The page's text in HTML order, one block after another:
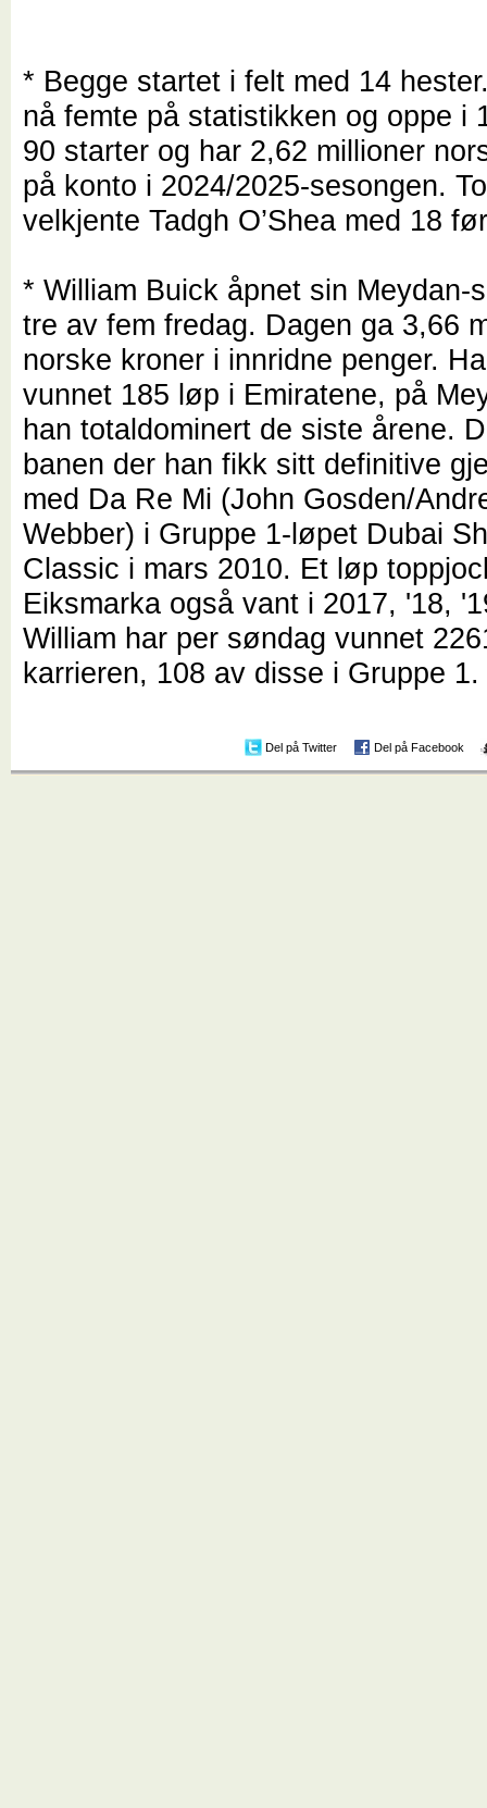
* Begge startet i felt med 14
nå femte på statistikken og oppe i
90 starter og har 2,62 millioner
på konto i 2024/2025-sesongen.
velkjente Tadgh O’Shea med 18
* William Buick åpnet sin Meydan-
tre av fem fredag. Dagen ga 3,66
norske kroner i innridne penger.
vunnet 185 løp i Emiratene, på
han totaldominert de siste årene.
banen der han fikk sitt definitive
med Da Re Mi (John Gosden/
Webber) i Gruppe 1-løpet Dubai
Classic i mars 2010. Et løp
Eiksmarka også vant i 2017, '18,
William har per søndag vunnet
karrieren, 108 av disse i Gruppe 1.
Del på Twitter Del på Facebook